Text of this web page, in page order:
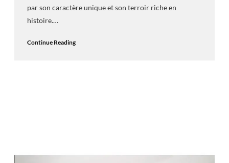
par son caractère unique et son terroir riche en
histoire.…
Continue Reading